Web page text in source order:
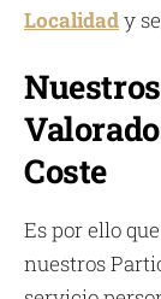
Localidady
Coste
Es por ello
nuestros